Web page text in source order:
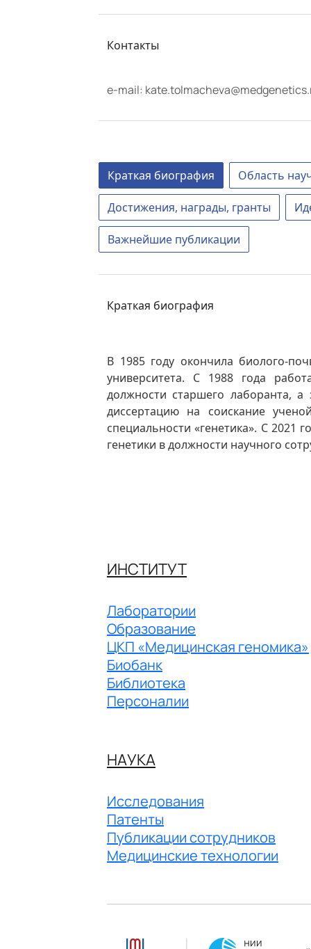
Контакты
e-mail:
Краткая биография Область
Достижения, награды, гранты
Важнейшие публикации
Краткая биография
В 1985 году окончила биолого-
университета. С 1988 года
должности старшего лаборанта,
диссертацию на соискание
специальности «генетика». С 2021
генетики в должности научного
ИНСТИТУТ
Лаборатории
Образование
ЦКП «Медицинская геномика»
Биобанк
Библиотека
Персоналии
НАУКА
Исследования
Патенты
Публикации сотрудников
Медицинские технологии